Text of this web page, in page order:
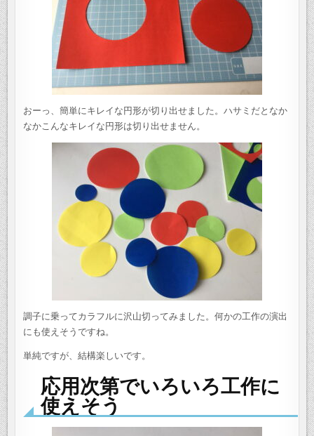
おーっ、簡単にキレイな円形が切り出せました。ハサミだとなか
なかこんなキレイな円形は切り出せません。
調子に乗ってカラフルに沢山切ってみました。何かの工作の演出
にも使えそうですね。
単純ですが、結構楽しいです。
応用次第でいろいろ工作に
使えそう